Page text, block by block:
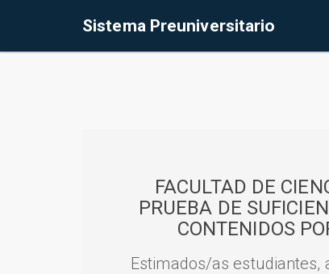
Sistema Preuniversitario
FACULTAD DE
PRUEBA DE
CONTENIDOS
Estimados/as estudiantes,